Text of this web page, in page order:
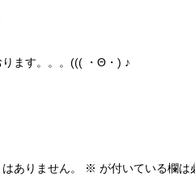
ます。。。((( ・Θ・) ♪
ありません。
※ が付いている欄は